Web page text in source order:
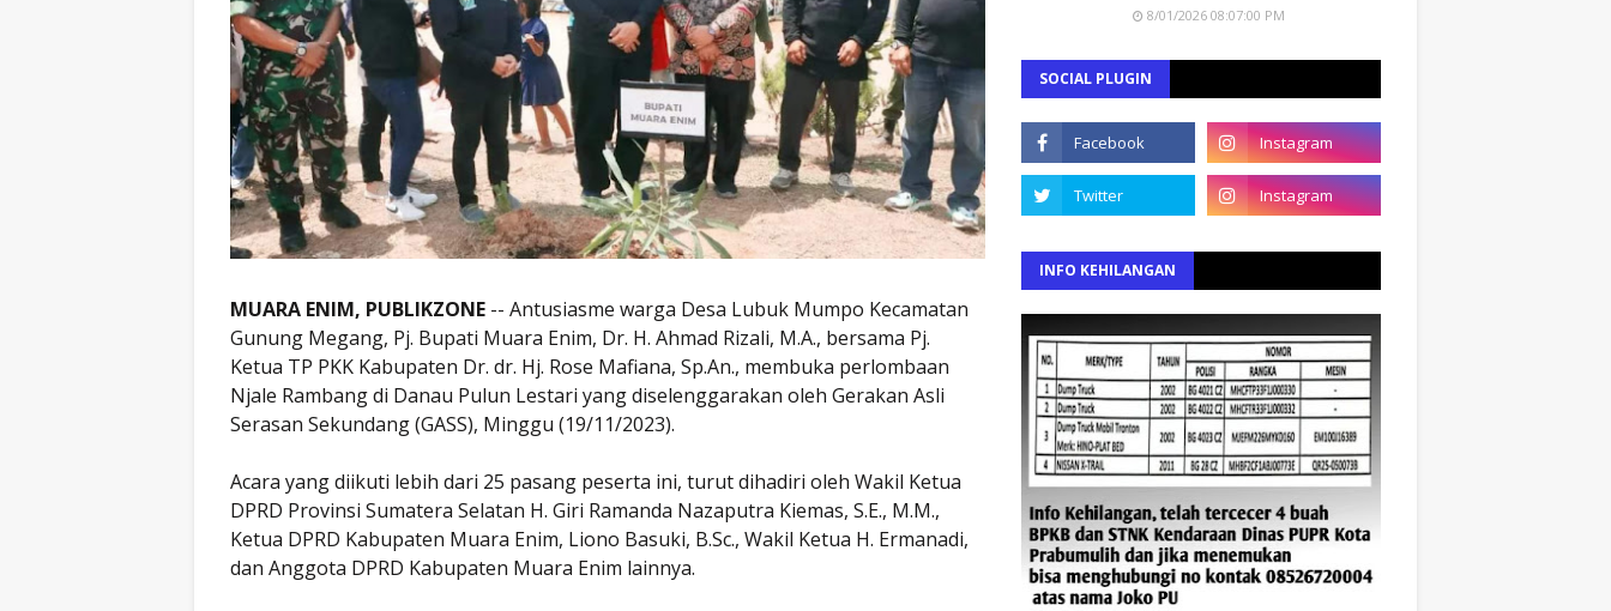
MUARA ENIM, PUBLIKZONE -- Antusiasme warga Desa Lubuk Mumpo Kecamatan
Gunung Megang, Pj. Bupati Muara Enim, Dr. H. Ahmad Rizali, M.A., bersama Pj.
Ketua TP PKK Kabupaten Dr. dr. Hj. Rose Mafiana, Sp.An., membuka perlombaan
Njale Rambang di Danau Pulun Lestari yang diselenggarakan oleh Gerakan Asli
Serasan Sekundang (GASS), Minggu (19/11/2023).
Acara yang diikuti lebih dari 25 pasang peserta ini, turut dihadiri oleh Wakil Ketua
DPRD Provinsi Sumatera Selatan H. Giri Ramanda Nazaputra Kiemas, S.E., M.M.,
Ketua DPRD Kabupaten Muara Enim, Liono Basuki, B.Sc., Wakil Ketua H. Ermanadi,
dan Anggota DPRD Kabupaten Muara Enim lainnya.
8/01/2026 08:07:00 PM
SOCIAL PLUGIN
INFO KEHILANGAN